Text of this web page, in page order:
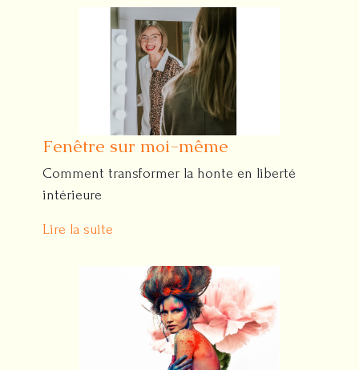
Fenêtre sur moi-même
Comment transformer la honte en liberté
intérieure
Lire la suite